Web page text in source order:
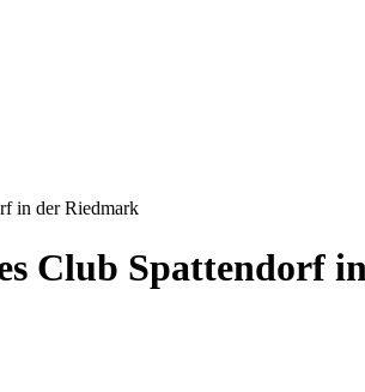
in der Riedmark
Club Spattendorf